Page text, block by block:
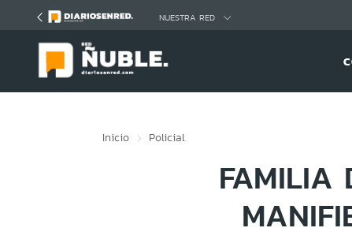
NUESTRA RED
Inicio Policial
FAMILIA